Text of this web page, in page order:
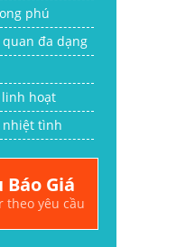
phú
đa dạng
hoạt
nhiệt tình
Báo Giá
theo yêu cầu